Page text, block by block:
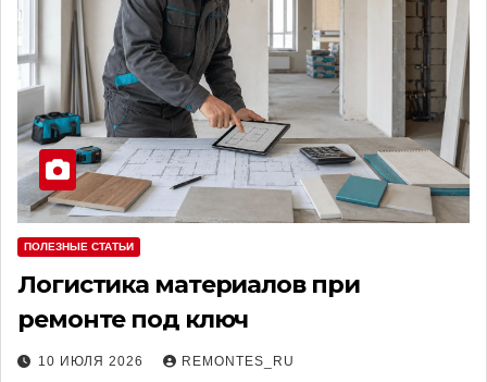
ПОЛЕЗНЫЕ СТАТЬИ
Логистика материалов при
ремонте под ключ
10 ИЮЛЯ 2026 REMONTES_RU